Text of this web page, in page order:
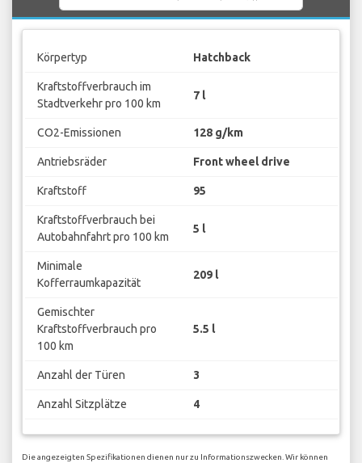
Körpertyp Hatchback
Kraftstoffverbrauch im
Stadtverkehr pro 100 km
7 l
CO2-Emissionen 128 g/km
Antriebsräder Front wheel drive
Kraftstoff 95
Kraftstoffverbrauch bei
Autobahnfahrt pro 100 km
5 l
Minimale
Kofferraumkapazität
209 l
Gemischter
Kraftstoffverbrauch pro
100 km
5.5 l
Anzahl der Türen 3
Anzahl Sitzplätze 4
Die angezeigten Spezifikationen dienen nur zu Informationszwecken. Wir können